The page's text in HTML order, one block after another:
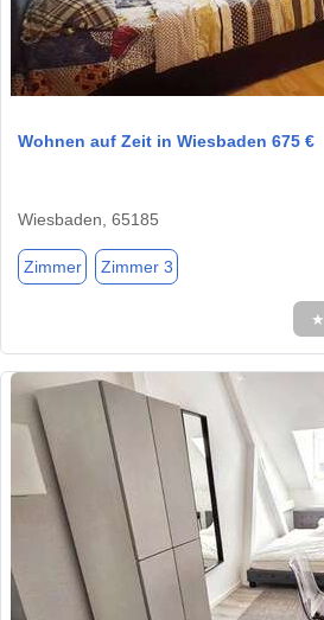
Wohnen auf Zeit in Wiesbaden 675 €
Wiesbaden, 65185
Zimmer Zimmer 3
★